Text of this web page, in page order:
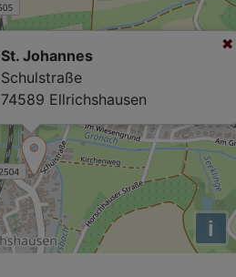
St. Johannes
Schulstraße
74589 Ellrichshausen
i